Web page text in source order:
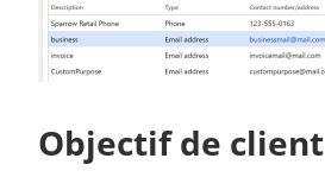
Objectif de client